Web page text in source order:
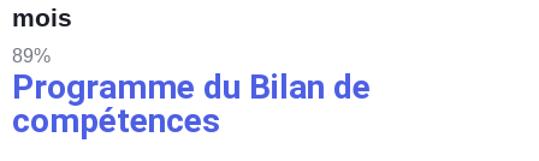
mois
89%
Programme du Bilan de
compétences